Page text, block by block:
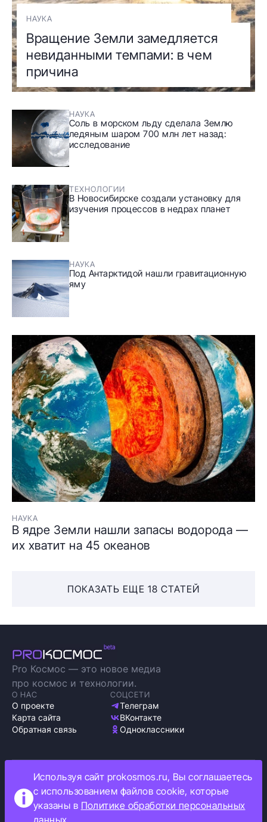
НАУКА
Вращение Земли замедляется
невиданными темпами: в чем
причина
НАУКА
Соль в морском льду сделала Землю
ледяным шаром 700 млн лет назад:
исследование
ТЕХНОЛОГИИ
В Новосибирске создали установку для
изучения процессов в недрах планет
НАУКА
Под Антарктидой нашли гравитационную
яму
НАУКА
В ядре Земли нашли запасы водорода —
их хватит на 45 океанов
ПОКАЗАТЬ ЕЩЕ 18 СТАТЕЙ
Pro Космос — это новое медиа
про космос и технологии.
О НАС
О проекте
Карта сайта
Обратная связь
СОЦСЕТИ
Телеграм
ВКонтакте
Одноклассники
Политика обработки персональных данных
Как мы используем cookie
Информация об ограничениях
Используя сайт prokosmos.ru, Вы соглашаетесь
с использованием файлов cookie, которые
указаны в Политике обработки персональных
данных